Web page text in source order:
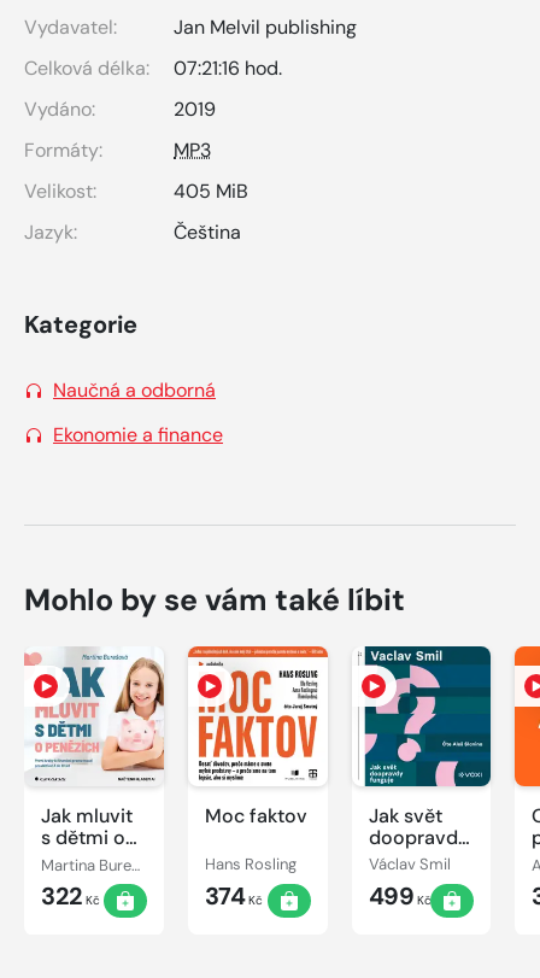
Vydavatel:
Jan Melvil publishing
Celková délka:
07:21:16 hod.
Vydáno:
2019
Formáty:
MP3
Velikost:
405 MiB
Jazyk:
Čeština
Kategorie
Naučná a odborná
Ekonomie a finance
Mohlo by se vám také líbit
Jak mluvit
s dětmi o
penězích Martina Burešová
322 Kč
Moc faktov
Hans Rosling
374Kč
Jak svět
doopravdy
funguje
Václav Smil
499 Kč